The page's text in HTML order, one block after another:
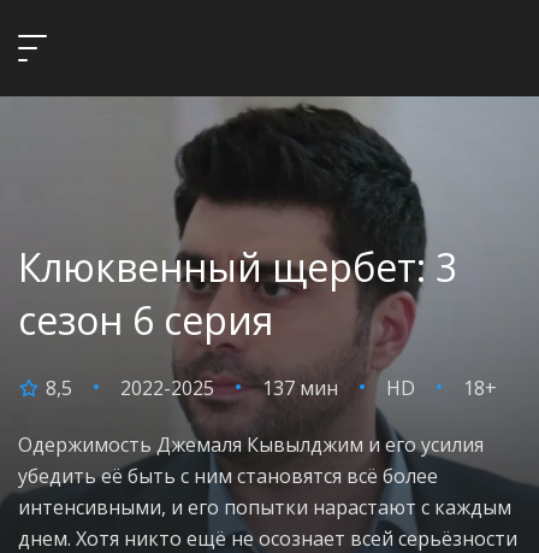
Клюквенный щербет: 3
сезон 6 серия
8,5 2022-2025 137 мин HD 18+
Одержимость Джемаля Кывылджим и его усилия
убедить её быть с ним становятся всё более
интенсивными, и его попытки нарастают с каждым
днем. Хотя никто ещё не осознает всей серьёзности